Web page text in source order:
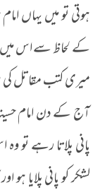
ہوتی تو میں یہاں
کے لحاظ سے اس میں
میری کتب مقاتل کی
آج کے دن امام
پانی پلاتا رہے
لشکر کو پانی پلایا